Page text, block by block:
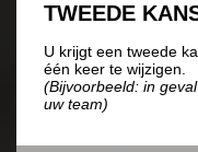
TWEEDE
U krijgt een tweede
één keer te wijzigen.
(Bijvoorbeeld: in
uw team)